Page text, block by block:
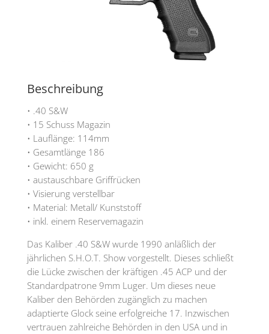
Beschreibung
• .40 S&W
• 15 Schuss Magazin
• Lauflänge: 114mm
• Gesamtlänge 186
• Gewicht: 650 g
• austauschbare Griffrücken
• Visierung verstellbar
• Material: Metall/ Kunststoff
• inkl. einem Reservemagazin
Das Kaliber .40 S&W wurde 1990 anläßlich der
jährlichen S.H.O.T. Show vorgestellt. Dieses schließt
die Lücke zwischen der kräftigen .45 ACP und der
Standardpatrone 9mm Luger. Um dieses neue
Kaliber den Behörden zugänglich zu machen
adaptierte Glock seine erfolgreiche 17. Inzwischen
vertrauen zahlreiche Behörden in den USA und in